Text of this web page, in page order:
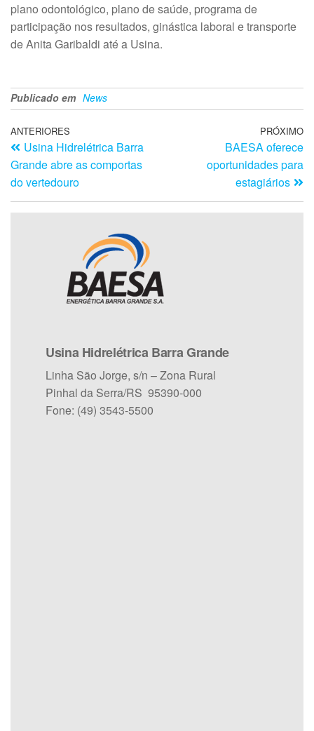
plano odontológico, plano de saúde, programa de
participação nos resultados, ginástica laboral e transporte
de Anita Garibaldi até a Usina.
Publicado em News
ANTERIORES
Usina Hidrelétrica Barra
Grande abre as comportas
do vertedouro
PRÓXIMO
BAESA oferece
oportunidades para
estagiários
Usina Hidrelétrica Barra Grande
Linha São Jorge, s/n – Zona Rural
Pinhal da Serra/RS 95390-000
Fone: (49) 3543-5500